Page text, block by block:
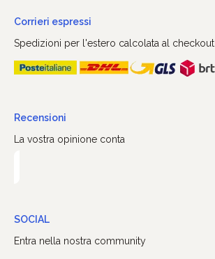
Corrieri espressi
Spedizioni per l'estero calcolata al checkout
Recensioni
La vostra opinione conta
SOCIAL
Entra nella nostra community